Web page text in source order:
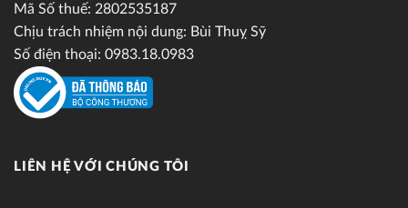
Mã Số thuế: 2802535187
Chịu trách nhiệm nội dung: Bùi Thuỵ Sỹ
Số điện thoại: 0983.18.0983
LIÊN HỆ VỚI CHÚNG TÔI